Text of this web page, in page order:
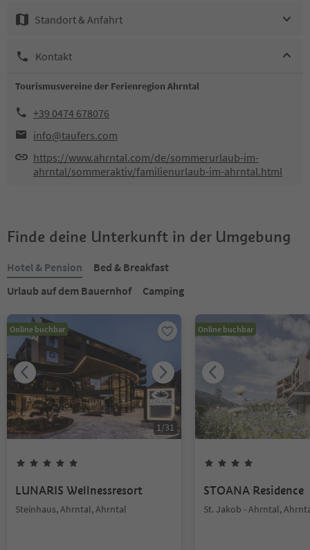
Standort & Anfahrt
Kontakt
Tourismusvereine der Ferienregion Ahrntal
+39 0474 678076
info@taufers.com
https://www.ahrntal.com/de/sommerurlaub-im-
ahrntal/sommeraktiv/familienurlaub-im-ahrntal.html
Finde deine Unterkunft in der Umgebung
Hotel & Pension
Bed & Breakfast
Urlaub auf dem Bauernhof
Camping
Online buchbar
1/31
LUNARIS Wellnessresort
Steinhaus, Ahrntal, Ahrntal
Online buchbar
STOANA Residence
St. Jakob - Ahrntal,